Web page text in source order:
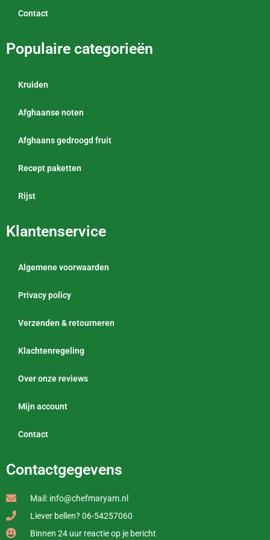
Contact
Populaire categorieën
Kruiden
Afghaanse noten
Afghaans gedroogd fruit
Recept paketten
Rijst
Klantenservice
Algemene voorwaarden
Privacy policy
Verzenden & retourneren
Klachtenregeling
Over onze reviews
Mijn account
Contact
Contactgegevens
Mail: info@chefmaryam.nl
Liever bellen? 06-54257060
Binnen 24 uur reactie op je bericht